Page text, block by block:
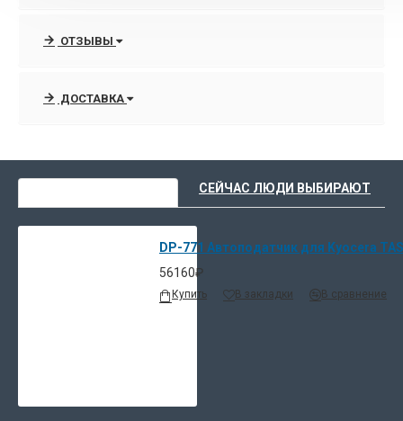
ОТЗЫВЫ
ДОСТАВКА
СЕЙЧАС ЛЮДИ ВЫБИРАЮТ
DP-771 Автоподатчик для Kyocera
56160₽
Купить В закладки В сравнение